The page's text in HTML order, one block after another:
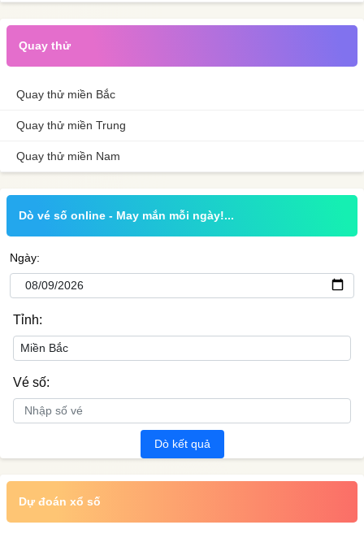
Quay thử
Quay thử miền Bắc
Quay thử miền Trung
Quay thử miền Nam
Dò vé số online - May mắn mỗi ngày!...
Ngày:
Tỉnh:
Vé số:
Dò kết quả
Dự đoán xổ số